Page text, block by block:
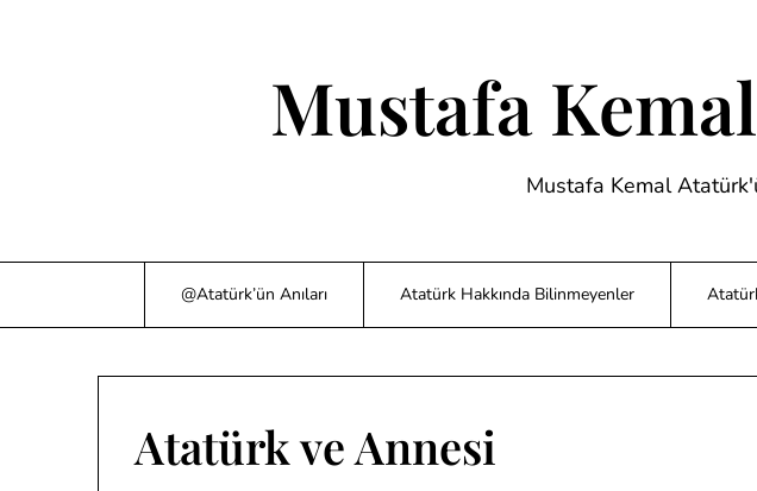
Mustafa
Mustafa Kemal
@Atatürk’ün Anıları Atatürk Hakkında Bilinmeyenler
Atatürk ve Annesi